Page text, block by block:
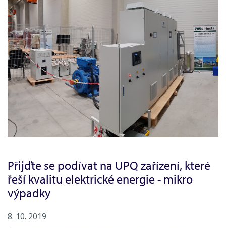
Přijďte se podívat na UPQ zařízení, které
řeší kvalitu elektrické energie - mikro
výpadky
8. 10. 2019